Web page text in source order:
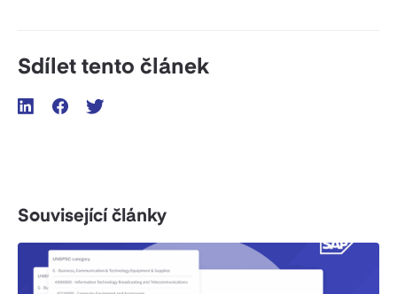
Sdílet tento článek
Související články